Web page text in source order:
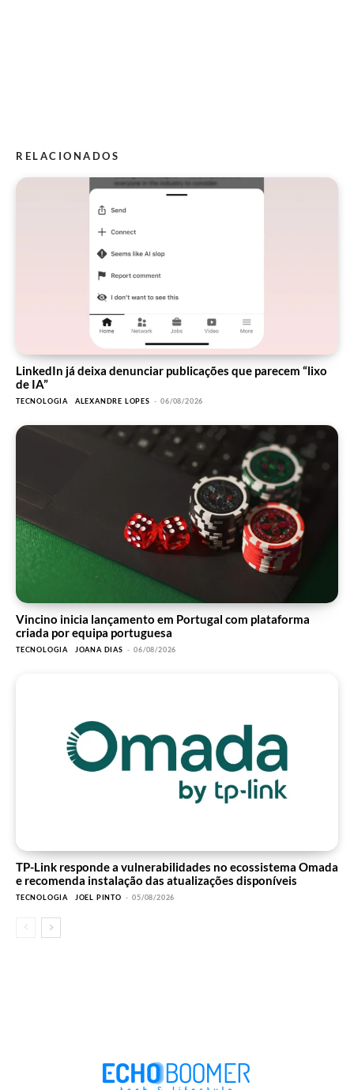
RELACIONADOS
LinkedIn já deixa denunciar publicações que parecem “lixo
de IA”
TECNOLOGIA ALEXANDRE LOPES - 06/08/2026
Vincino inicia lançamento em Portugal com plataforma
criada por equipa portuguesa
TECNOLOGIA JOANA DIAS - 06/08/2026
TP-Link responde a vulnerabilidades no ecossistema Omada
e recomenda instalação das atualizações disponíveis
TECNOLOGIA JOEL PINTO - 05/08/2026